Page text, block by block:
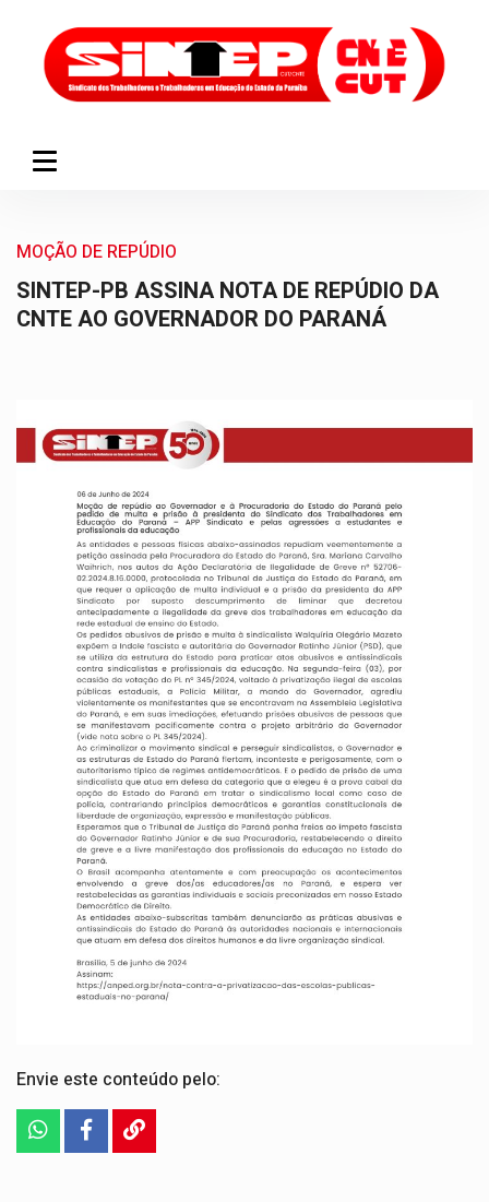
MOÇÃO DE REPÚDIO
SINTEP-PB ASSINA NOTA DE REPÚDIO DA
CNTE AO GOVERNADOR DO PARANÁ
Envie este conteúdo pelo: